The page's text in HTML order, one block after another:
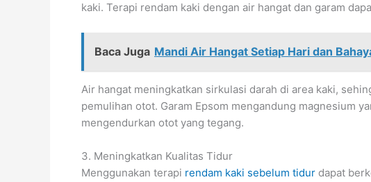
kaki. Terapi rendam kaki dengan air hangat dan garam
Baca Juga Mandi Air Hangat Setiap Hari dan
Air hangat meningkatkan sirkulasi darah di area kaki,
pemulihan otot. Garam Epsom mengandung magnesium
mengendurkan otot yang tegang.
3. Meningkatkan Kualitas Tidur
Menggunakan terapi rendam kaki sebelum tidur dapat